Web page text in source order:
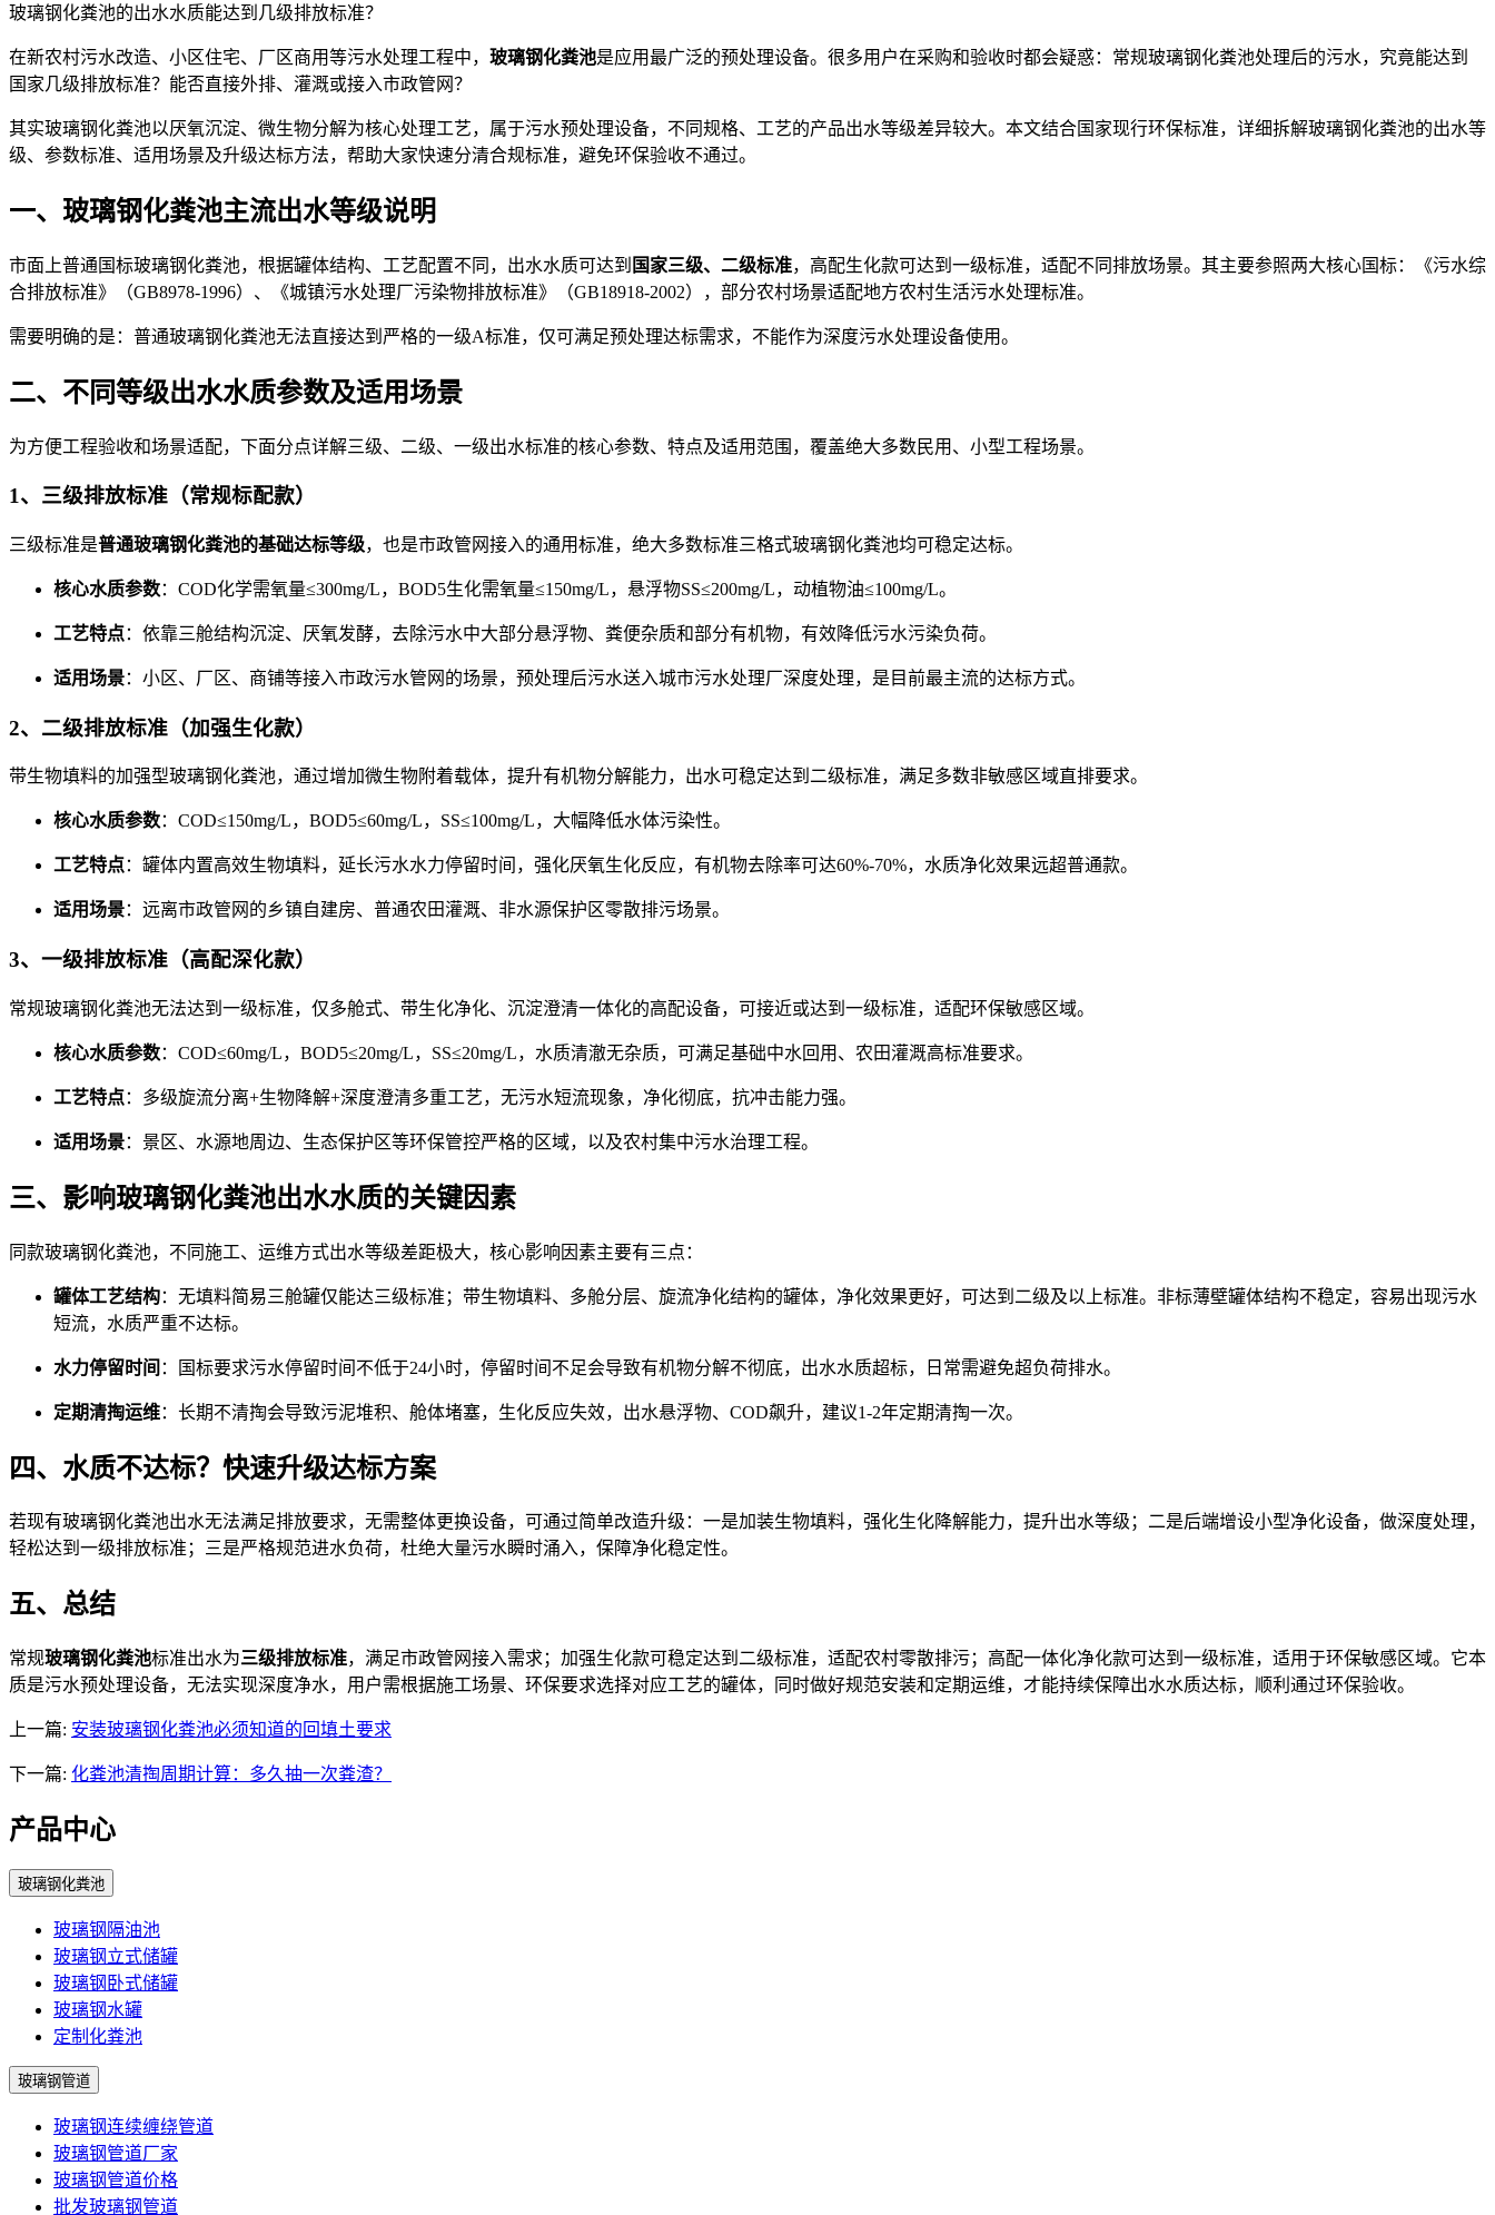
玻璃钢化粪池的出水水质能达到几级排放标准？
在新农村污水改造、小区住宅、厂区商用等污水处理工程中，玻璃钢化粪池是应用最广泛的预处理设备。很多用户在采购和验收时都会疑惑：常规玻璃钢化粪池处理后的污水，究竟能达到
国家几级排放标准？能否直接外排、灌溉或接入市政管网？
其实玻璃钢化粪池以厌氧沉淀、微生物分解为核心处理工艺，属于污水预处理设备，不同规格、工艺的产品出水等级差异较大。本文结合国家现行环保标准，详细拆解玻璃钢化粪池的出水等
级、参数标准、适用场景及升级达标方法，帮助大家快速分清合规标准，避免环保验收不通过。
一、玻璃钢化粪池主流出水等级说明
市面上普通国标玻璃钢化粪池，根据罐体结构、工艺配置不同，出水水质可达到 国家三级、二级标准，高配生化款可达到一级标准，适配不同排放场景。其主要参照两大核心国标：《污水综
合排放标准》（GB8978-1996）、《城镇污水处理厂污染物排放标准》（GB18918-2002），部分农村场景适配地方农村生活污水处理标准。
需要明确的是：普通玻璃钢化粪池无法直接达到严格的一级A标准，仅可满足预处理达标需求，不能作为深度污水处理设备使用。
二、不同等级出水水质参数及适用场景
为方便工程验收和场景适配，下面分点详解三级、二级、一级出水标准的核心参数、特点及适用范围，覆盖绝大多数民用、小型工程场景。
1、三级排放标准（常规标配款）
三级标准是普通玻璃钢化粪池的基础达标等级，也是市政管网接入的通用标准，绝大多数标准三格式玻璃钢化粪池均可稳定达标。
核心水质参数：COD化学需氧量≤300mg/L，BOD5生化需氧量≤150mg/L，悬浮物SS≤200mg/L，动植物油≤100mg/L。
工艺特点：依靠三舱结构沉淀、厌氧发酵，去除污水中大部分悬浮物、粪便杂质和部分有机物，有效降低污水污染负荷。
适用场景：小区、厂区、商铺等接入市政污水管网的场景，预处理后污水送入城市污水处理厂深度处理，是目前最主流的达标方式。
2、二级排放标准（加强生化款）
带生物填料的加强型玻璃钢化粪池，通过增加微生物附着载体，提升有机物分解能力，出水可稳定达到二级标准，满足多数非敏感区域直排要求。
核心水质参数：COD≤150mg/L，BOD5≤60mg/L，SS≤100mg/L，大幅降低水体污染性。
工艺特点：罐体内置高效生物填料，延长污水水力停留时间，强化厌氧生化反应，有机物去除率可达60%-70%，水质净化效果远超普通款。
适用场景：远离市政管网的乡镇自建房、普通农田灌溉、非水源保护区零散排污场景。
3、一级排放标准（高配深化款）
常规玻璃钢化粪池无法达到一级标准，仅多舱式、带生化净化、沉淀澄清一体化的高配设备，可接近或达到一级标准，适配环保敏感区域。
核心水质参数：COD≤60mg/L，BOD5≤20mg/L，SS≤20mg/L，水质清澈无杂质，可满足基础中水回用、农田灌溉高标准要求。
工艺特点：多级旋流分离+生物降解+深度澄清多重工艺，无污水短流现象，净化彻底，抗冲击能力强。
适用场景：景区、水源地周边、生态保护区等环保管控严格的区域，以及农村集中污水治理工程。
三、影响玻璃钢化粪池出水水质的关键因素
同款玻璃钢化粪池，不同施工、运维方式出水等级差距极大，核心影响因素主要有三点：
罐体工艺结构：无填料简易三舱罐仅能达三级标准；带生物填料、多舱分层、旋流净化结构的罐体，净化效果更好，可达到二级及以上标准。非标薄壁罐体结构不稳定，容易出现污水
短流，水质严重不达标。
水力停留时间 ：国标要求污水停留时间不低于24小时，停留时间不足会导致有机物分解不彻底，出水水质超标，日常需避免超负荷排水。
定期清掏运维：长期不清掏会导致污泥堆积、舱体堵塞，生化反应失效，出水悬浮物、COD飙升，建议1-2年定期清掏一次。
四、水质不达标？快速升级达标方案
若现有玻璃钢化粪池出水无法满足排放要求，无需整体更换设备，可通过简单改造升级：一是加装生物填料，强化生化降解能力，提升出水等级；二是后端增设小型净化设备，做深度处理，
轻松达到一级排放标准；三是严格规范进水负荷，杜绝大量污水瞬时涌入，保障净化稳定性。
五、总结
常规玻璃钢化粪池标准出水为三级排放标准，满足市政管网接入需求；加强生化款可稳定达到二级标准，适配农村零散排污；高配一体化净化款可达到一级标准，适用于环保敏感区域。它本
质是污水预处理设备，无法实现深度净水，用户需根据施工场景、环保要求选择对应工艺的罐体，同时做好规范安装和定期运维，才能持续保障出水水质达标，顺利通过环保验收。
上一篇: 安装玻璃钢化粪池必须知道的回填土要求
下一篇: 化粪池清掏周期计算：多久抽一次粪渣？
产品中心
玻璃钢化粪池
玻璃钢隔油池
玻璃钢立式储罐
玻璃钢卧式储罐
玻璃钢水罐
定制化粪池
玻璃钢管道
玻璃钢连续缠绕管道
玻璃钢管道厂家
玻璃钢管道价格
批发玻璃钢管道